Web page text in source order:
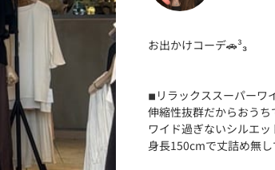
お出かけコーデ🚗³₃
◾︎リラックススーパーワ
伸縮性抜群だからおうち
ワイド過ぎないシルエ
身長150cmで丈詰め無し